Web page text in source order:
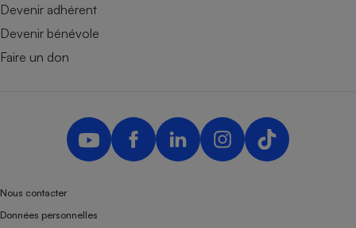
Devenir adhérent
Devenir bénévole
Faire un don
Nous contacter
Données personnelles